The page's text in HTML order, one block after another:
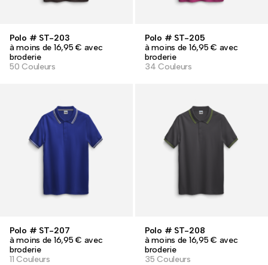
Polo # ST-203
à moins de 16,95 € avec
broderie
50 Couleurs
Polo # ST-205
à moins de 16,95 € avec
broderie
34 Couleurs
Polo # ST-207
à moins de 16,95 € avec
broderie
11 Couleurs
Polo # ST-208
à moins de 16,95 € avec
broderie
35 Couleurs